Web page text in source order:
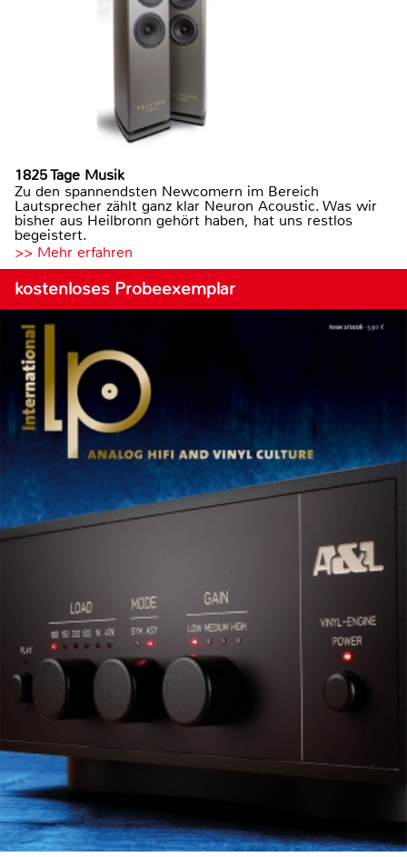
1825 Tage Musik
Zu den spannendsten Newcomern im Bereich
Lautsprecher zählt ganz klar Neuron Acoustic. Was wir
bisher aus Heilbronn gehört haben, hat uns restlos
begeistert.
>> Mehr erfahren
kostenloses Probeexemplar